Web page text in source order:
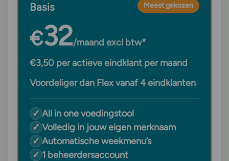
Basis Meest gekozen
€32/maand excl btw*
€3,50 per actieve eindklant per maand
Voordeliger dan Flex vanaf 4 eindklanten
✓ All in one voedingstool
✓ Volledig in jouw eigen merknaam
✓ Automatische weekmenu’s
✓ 1 beheerdersaccount